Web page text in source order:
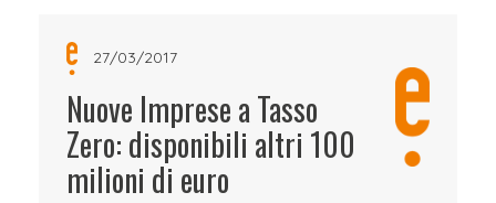
27/03/2017
Nuove Imprese a Tasso
Zero: disponibili altri 100
milioni di euro